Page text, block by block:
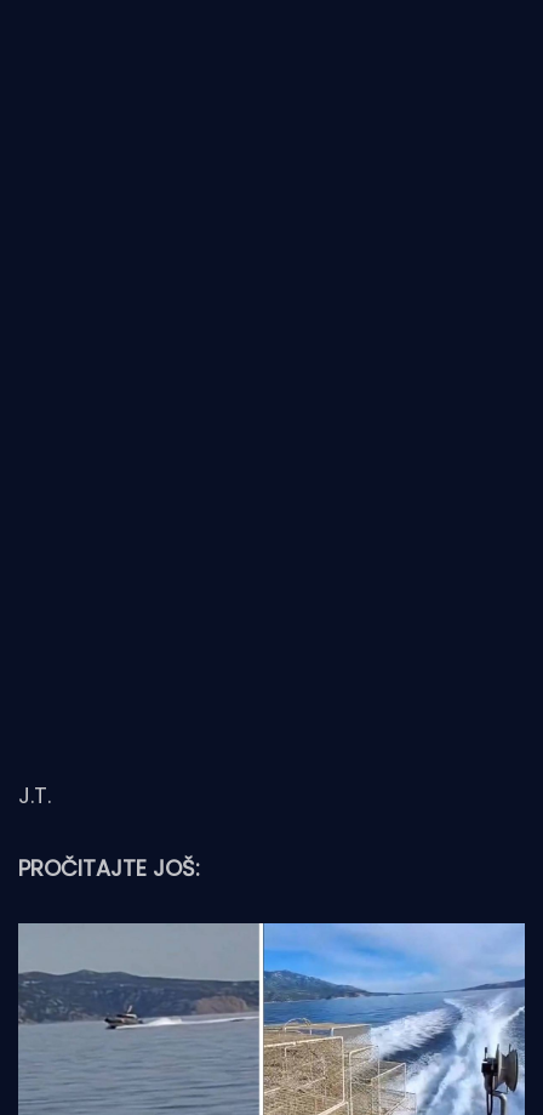
J.T.
PROČITAJTE JOŠ: